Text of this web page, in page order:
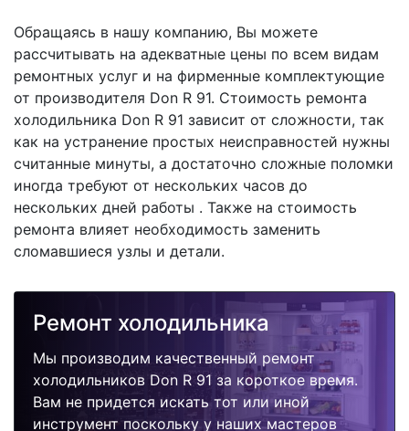
Обращаясь в нашу компанию, Вы можете
рассчитывать на адекватные цены по всем видам
ремонтных услуг и на фирменные комплектующие
от производителя Don R 91. Стоимость ремонта
холодильника Don R 91 зависит от сложности, так
как на устранение простых неисправностей нужны
считанные минуты, а достаточно сложные поломки
иногда требуют от нескольких часов до
нескольких дней работы . Также на стоимость
ремонта влияет необходимость заменить
сломавшиеся узлы и детали.
Ремонт холодильника
Мы производим качественный ремонт
холодильников Don R 91 за короткое время.
Вам не придется искать тот или иной
инструмент поскольку у наших мастеров